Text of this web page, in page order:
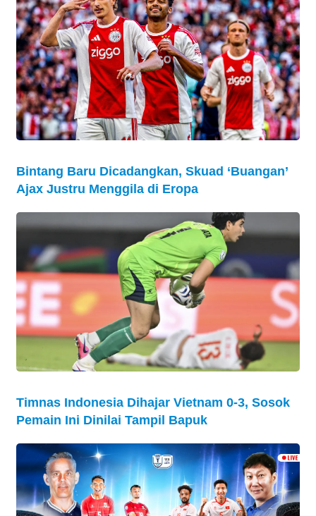
Bintang Baru Dicadangkan, Skuad ‘Buangan’
Ajax Justru Menggila di Eropa
Timnas Indonesia Dihajar Vietnam 0-3, Sosok
Pemain Ini Dinilai Tampil Bapuk